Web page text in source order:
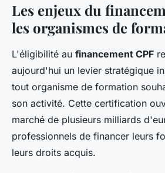
Les enjeux du
les organismes de
L'éligibilité au financement CPF
aujourd'hui un levier stratégique
tout organisme de formation
son activité. Cette certification
marché de plusieurs milliards
professionnels de financer leurs
leurs droits acquis.